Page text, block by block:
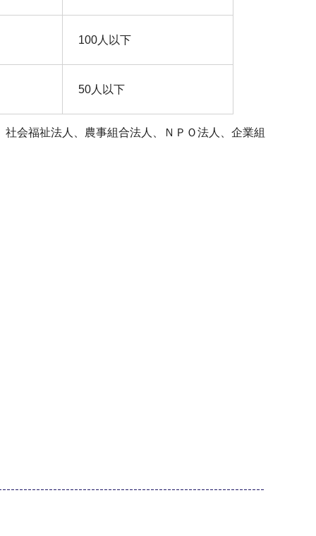
100人以下
50人以下
会福祉法人、農事組合法人、ＮＰＯ法人、企業組